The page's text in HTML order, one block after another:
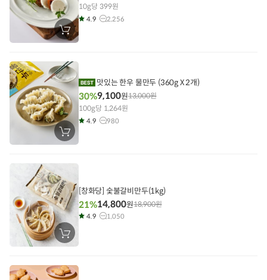
장
바
에
담
기
10g당 399원
4.9 2,256
장
바
에
기
맛있는 한우 물만두 (360g X 2개)
30%9,100원13,000원
100g당 1,264원
4.9 980
장
바
에
담
[창화당] 숯불갈비만두(1kg)
21%14,800원18,900원
4.9 1,050